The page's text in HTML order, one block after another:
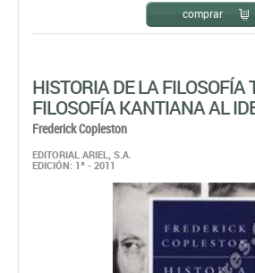
comprar
HISTORIA DE LA FILOSOFÍA
FILOSOFÍA KANTIANA AL
Frederick Copleston
EDITORIAL ARIEL, S.A.
EDICIÓN: 1ª - 2011